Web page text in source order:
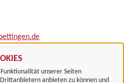
unserer Seiten
anbieten zu können und